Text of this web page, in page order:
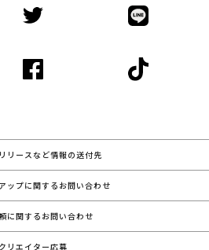
リースなど情報の送付先
ップに関するお問い合わせ
に関するお問い合わせ
クリエイター応募